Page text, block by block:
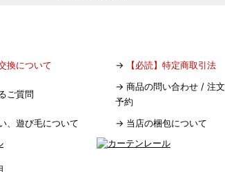
換について → 【必読】特定商取引法
ご質問
→ 商品の問い合わせ / 注文
予約
、遊び毛について → 当店の梱包について